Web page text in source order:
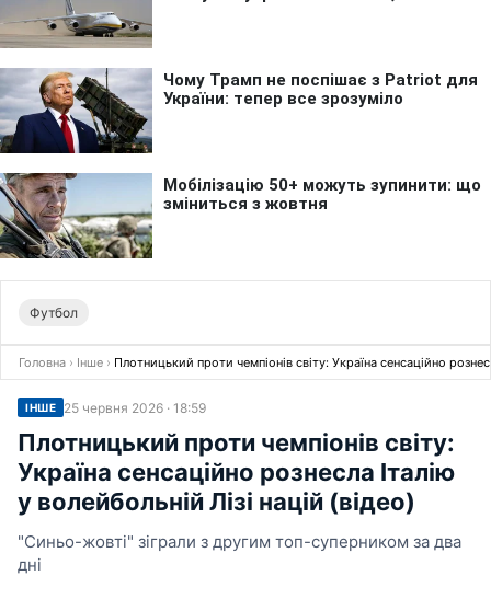
Футбол
Головна › Інше › Плотницький проти чемпіонів світу: Україна сенсаційно
ІНШЕ 25 червня 2026 · 18:59
Плотницький проти чемпіонів світу:
Україна сенсаційно рознесла Італію
у волейбольній Лізі націй (відео)
"Синьо-жовті" зіграли з другим топ-суперником за два
дні